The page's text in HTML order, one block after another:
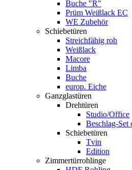
Buche "R"
Prüm Weißlack EC
WE Zubehör
Schiebetüren
Streichfähig roh
Weißlack
Macore
Limba
Buche
europ. Eiche
Ganzglastüren
Drehtüren
Studio/Office
Beschlag-Set
Schiebetüren
Tvin
Edition
Zimmertürrohlinge